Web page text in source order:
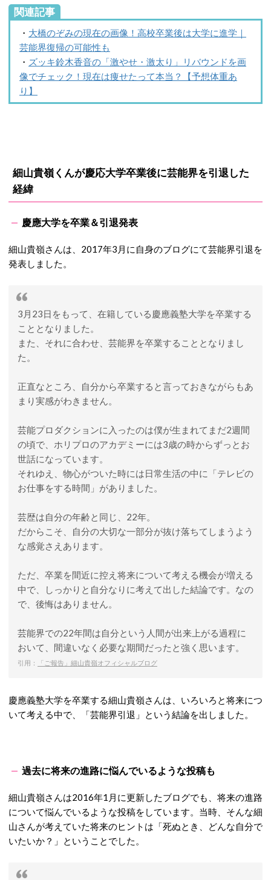
関連記事
・ 大橋のぞみの現在の画像！高校卒業後は大学に進学｜
芸能界復帰の可能性も
・ ズッキ鈴木香音の「激やせ・激太り」リバウンドを画
像でチェック！現在は痩せたって本当？【予想体重あ
り】
細山貴嶺くんが慶応大学卒業後に芸能界を引退した
経緯
慶應大学を卒業＆引退発表
細山貴嶺さんは、2017年3月に自身のブログにて芸能界引退を
発表しました。
3月23日をもって、在籍している慶應義塾大学を卒業する
こととなりました。
また、それに合わせ、芸能界を卒業することとなりまし
た。
正直なところ、自分から卒業すると言っておきながらもあ
まり実感がわきません。
芸能プロダクションに入ったのは僕が生まれてまだ2週間
の頃で、ホリプロのアカデミーには3歳の時からずっとお
世話になっています。
それゆえ、物心がついた時には日常生活の中に「テレビの
お仕事をする時間」がありました。
芸歴は自分の年齢と同じ、22年。
だからこそ、自分の大切な一部分が抜け落ちてしまうよう
な感覚さえあります。
ただ、卒業を間近に控え将来について考える機会が増える
中で、しっかりと自分なりに考えて出した結論です。なの
で、後悔はありません。
芸能界での22年間は自分という人間が出来上がる過程に
おいて、間違いなく必要な期間だったと強く思います。
引用： 「ご報告」細山貴嶺オフィシャルブログ
慶應義塾大学を卒業する細山貴嶺さんは、いろいろと将来につ
いて考える中で、「芸能界引退」という結論を出しました。
過去に将来の進路に悩んでいるような投稿も
細山貴嶺さんは2016年1月に更新したブログでも、将来の進路
について悩んでいるような投稿をしています。当時、そんな細
山さんが考えていた将来のヒントは「死ぬとき、どんな自分で
いたいか？」ということでした。